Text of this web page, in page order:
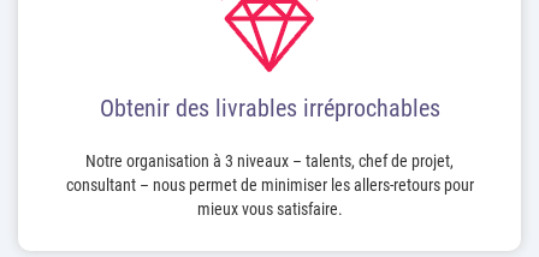
Obtenir des livrables irréprochables
Notre organisation à 3 niveaux – talents, chef de projet,
consultant – nous permet de minimiser les allers-retours pour
mieux vous satisfaire.